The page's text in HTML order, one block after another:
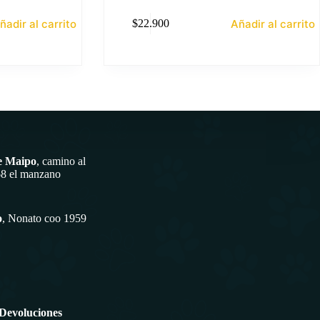
al carrito $22.900 Añadir al carrito
Maipo, camino al
el manzano
, Nonato coo 1959